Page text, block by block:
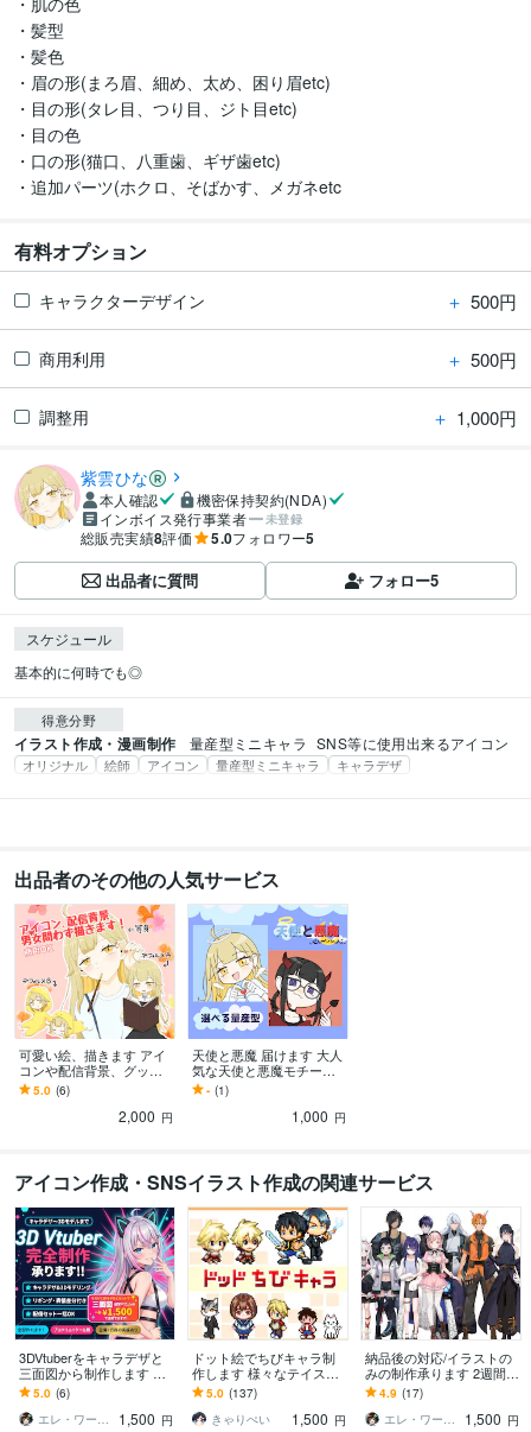
・髪型
・髪色
・眉の形(まろ眉、細め、太め、困り眉etc)
・目の形(タレ目、つり目、ジト目etc)
・目の色
・口の形(猫口、八重歯、ギザ歯etc)
有料オプション
キャラクターデザイン ＋ 500円
商用利用 ＋ 500円
調整用 ＋ 1,000円
紫雲ひな
本人確認
機密保持契約(NDA)
インボイス発行事業者
未登録
総販売実績8評価 5.0フォロワー5
出品者に質問 フォロー5
スケジュール
基本的に何時でも◎
得意分野
イラスト作成・漫画制作 量産型ミニキャラ SNS等に使用出来るアイコン
オリジナル 絵師 アイコン 量産型ミニキャラ キャラデザ
出品者のその他の人気サービス
可愛い絵、描きます アイ
コンや配信背景、グッズ
制作など活動のお手伝い
がしたい！
5.0 (6)
2,000 円
天使と悪魔 届けます 大人
気な天使と悪魔モチーフ
のアイコンイラストで
す！
- (1)
1,000 円
アイコン作成・SNSイラスト作成の関連サービス
3DVtuberをキャラデザと
三面図から制作します 配
信画面/背景/ネームロゴ/離
席中/待機中/OP/EDセット
5.0 (6)
エレ・ワークス｜Vtuber制作
1,500 円
ドット絵でちびキャラ制
作します 様々なテイスト
のちびキャラを作成しま
す
5.0 (137)
きゃりぺい
1,500 円
納品後の対応/イラストの
みの制作承ります 2週間後
のアフター対応受付窓口
です
4.9 (17)
エレ・ワークス｜Vtuber制作
1,500 円